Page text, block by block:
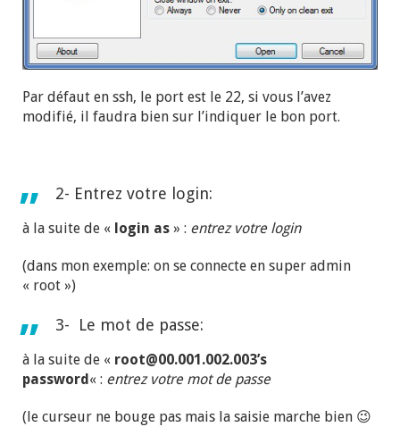
Par défaut en ssh, le port est le 22, si vous l’avez
modifié, il faudra bien sur l’indiquer le bon port.
2- Entrez votre login:
à la suite de « login as » : entrez votre login
(dans mon exemple: on se connecte en super admin
« root »)
3- Le mot de passe:
à la suite de « root@00.001.002.003’s
password « : entrez votre mot de passe
(le curseur ne bouge pas mais la saisie marche bien 😉